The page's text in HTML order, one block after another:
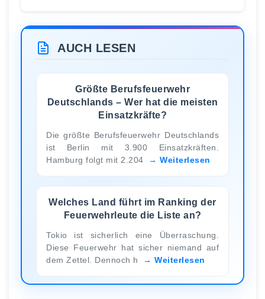
AUCH LESEN
Größte Berufsfeuerwehr
Deutschlands – Wer hat die meisten
Einsatzkräfte?
Die größte Berufsfeuerwehr Deutschlands
ist Berlin mit 3.900 Einsatzkräften.
Hamburg folgt mit 2.204
Weiterlesen
Welches Land führt im Ranking der
Feuerwehrleute die Liste an?
Tokio ist sicherlich eine Überraschung.
Diese Feuerwehr hat sicher niemand auf
dem Zettel. Dennoch h
Weiterlesen